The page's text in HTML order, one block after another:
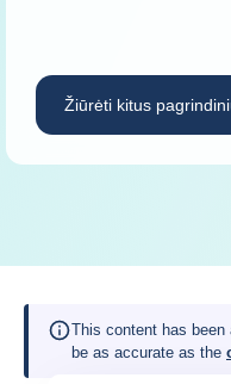
Žiūrėti kitus
This content has
be as accurate as the